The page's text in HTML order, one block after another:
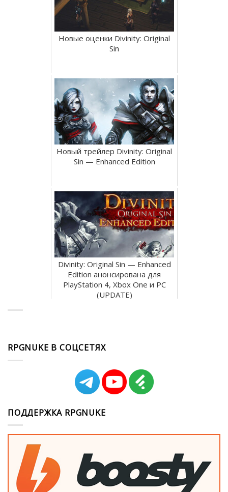
Новые оценки Divinity: Original
Sin
Новый трейлер Divinity: Original
Sin — Enhanced Edition
Divinity: Original Sin — Enhanced
Edition анонсирована для
PlayStation 4, Xbox One и PC
(UPDATE)
RPGNUKE В СОЦСЕТЯХ
ПОДДЕРЖКА RPGNUKE